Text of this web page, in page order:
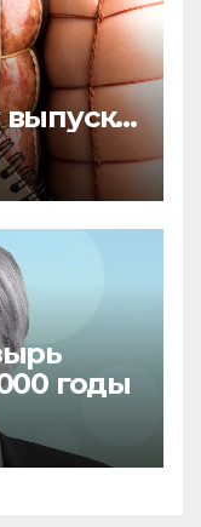
выпуск
годы